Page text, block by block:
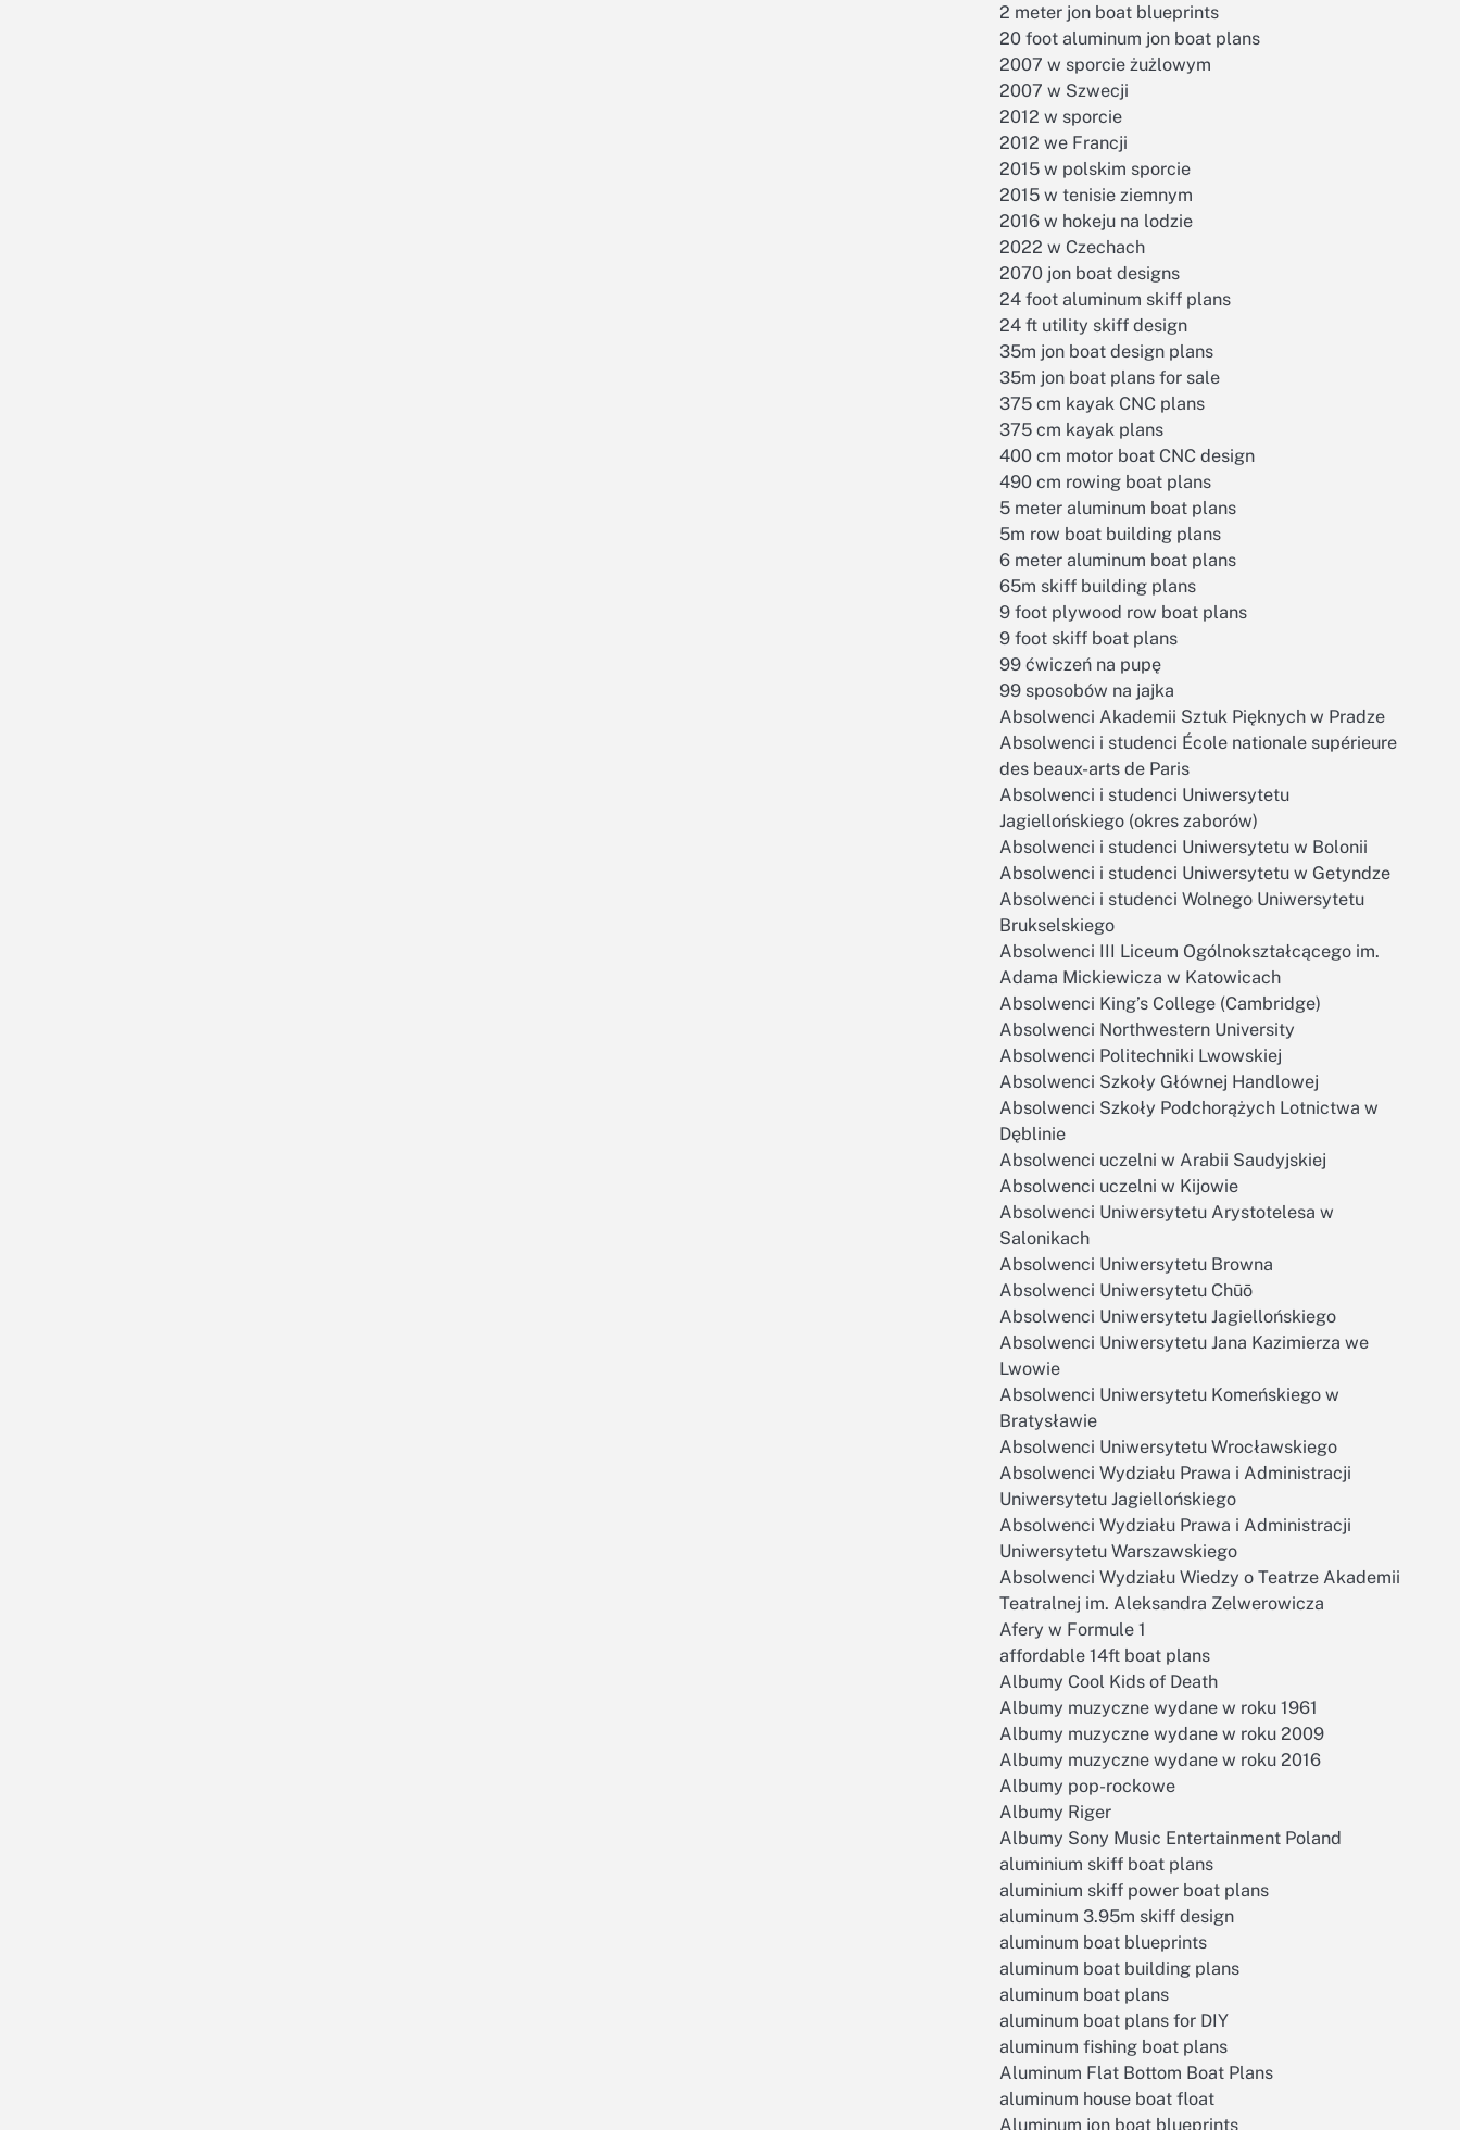
2 meter jon boat blueprints
20 foot aluminum jon boat plans
2007 w sporcie żużlowym
2007 w Szwecji
2012 w sporcie
2012 we Francji
2015 w polskim sporcie
2015 w tenisie ziemnym
2016 w hokeju na lodzie
2022 w Czechach
2070 jon boat designs
24 foot aluminum skiff plans
24 ft utility skiff design
35m jon boat design plans
35m jon boat plans for sale
375 cm kayak CNC plans
375 cm kayak plans
400 cm motor boat CNC design
490 cm rowing boat plans
5 meter aluminum boat plans
5m row boat building plans
6 meter aluminum boat plans
65m skiff building plans
9 foot plywood row boat plans
9 foot skiff boat plans
99 ćwiczeń na pupę
99 sposobów na jajka
Absolwenci Akademii Sztuk Pięknych w Pradze
Absolwenci i studenci École nationale supérieure
des beaux-arts de Paris
Absolwenci i studenci Uniwersytetu
Jagiellońskiego (okres zaborów)
Absolwenci i studenci Uniwersytetu w Bolonii
Absolwenci i studenci Uniwersytetu w Getyndze
Absolwenci i studenci Wolnego Uniwersytetu
Brukselskiego
Absolwenci III Liceum Ogólnokształcącego im.
Adama Mickiewicza w Katowicach
Absolwenci King’s College (Cambridge)
Absolwenci Northwestern University
Absolwenci Politechniki Lwowskiej
Absolwenci Szkoły Głównej Handlowej
Absolwenci Szkoły Podchorążych Lotnictwa w
Dęblinie
Absolwenci uczelni w Arabii Saudyjskiej
Absolwenci uczelni w Kijowie
Absolwenci Uniwersytetu Arystotelesa w
Salonikach
Absolwenci Uniwersytetu Browna
Absolwenci Uniwersytetu Chūō
Absolwenci Uniwersytetu Jagiellońskiego
Absolwenci Uniwersytetu Jana Kazimierza we
Lwowie
Absolwenci Uniwersytetu Komeńskiego w
Bratysławie
Absolwenci Uniwersytetu Wrocławskiego
Absolwenci Wydziału Prawa i Administracji
Uniwersytetu Jagiellońskiego
Absolwenci Wydziału Prawa i Administracji
Uniwersytetu Warszawskiego
Absolwenci Wydziału Wiedzy o Teatrze Akademii
Teatralnej im. Aleksandra Zelwerowicza
Afery w Formule 1
affordable 14ft boat plans
Albumy Cool Kids of Death
Albumy muzyczne wydane w roku 1961
Albumy muzyczne wydane w roku 2009
Albumy muzyczne wydane w roku 2016
Albumy pop-rockowe
Albumy Riger
Albumy Sony Music Entertainment Poland
aluminium skiff boat plans
aluminium skiff power boat plans
aluminum 3.95m skiff design
aluminum boat blueprints
aluminum boat building plans
aluminum boat plans
aluminum boat plans for DIY
aluminum fishing boat plans
Aluminum Flat Bottom Boat Plans
aluminum house boat float
Aluminum jon boat blueprints